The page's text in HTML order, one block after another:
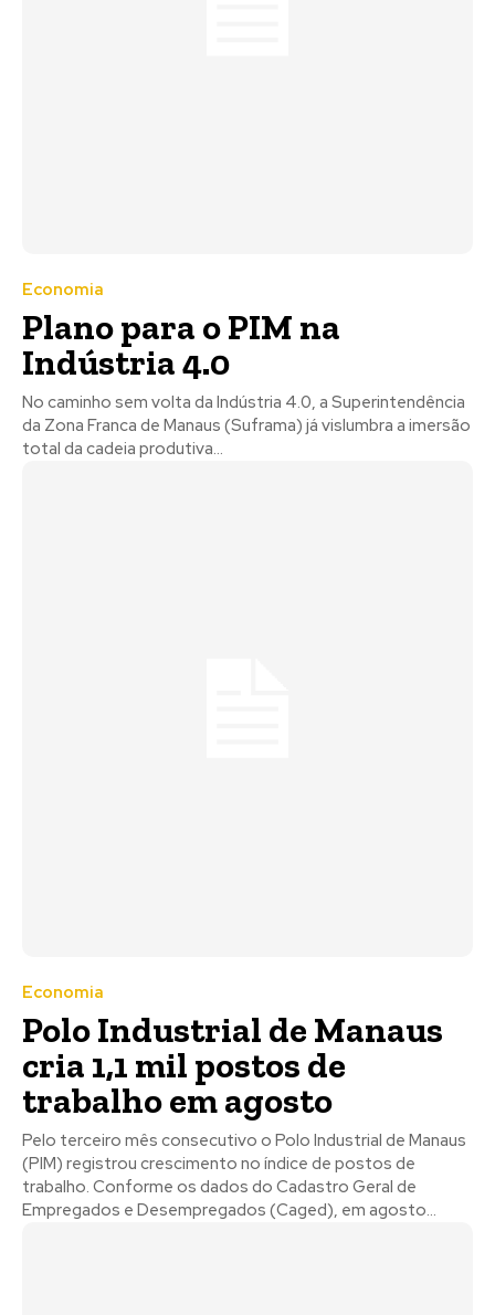
Economia
Plano para o PIM na
Indústria 4.0
No caminho sem volta da Indústria 4.0, a Superintendência
da Zona Franca de Manaus (Suframa) já vislumbra a imersão
total da cadeia produtiva...
Economia
Polo Industrial de Manaus
cria 1,1 mil postos de
trabalho em agosto
Pelo terceiro mês consecutivo o Polo Industrial de Manaus
(PIM) registrou crescimento no índice de postos de
trabalho. Conforme os dados do Cadastro Geral de
Empregados e Desempregados (Caged), em agosto...